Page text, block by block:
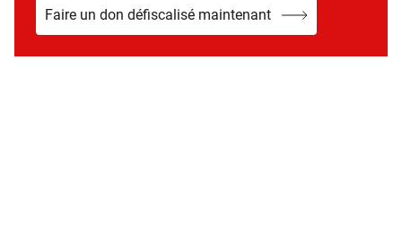
Faire un don défiscalisé maintenant